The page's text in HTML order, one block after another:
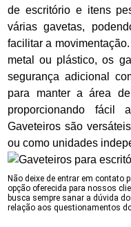
de escritório e itens
várias gavetas,
facilitar a
metal ou plástico, os
segurança adicional
para manter a área
proporcionando fácil
Gaveteiros são
ou como unidades
Não deixe de entrar em contato
opção oferecida para nossos
busca sempre sanar a dúvida
relação aos questionamentos